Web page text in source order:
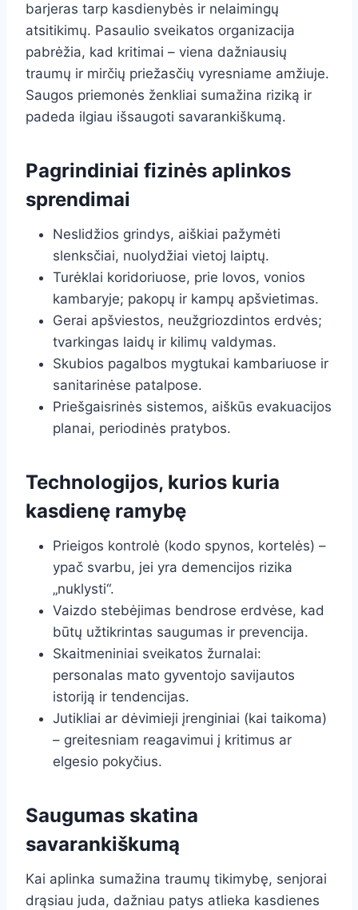
barjeras tarp kasdienybės ir nelaimingų
atsitikimų. Pasaulio sveikatos organizacija
pabrėžia, kad kritimai – viena dažniausių
traumų ir mirčių priežasčių vyresniame amžiuje.
Saugos priemonės ženkliai sumažina riziką ir
padeda ilgiau išsaugoti savarankiškumą.
Pagrindiniai fizinės aplinkos
sprendimai
Neslidžios grindys, aiškiai pažymėti
slenksčiai, nuolydžiai vietoj laiptų.
Turėklai koridoriuose, prie lovos, vonios
kambaryje; pakopų ir kampų apšvietimas.
Gerai apšviestos, neužgriozdintos erdvės;
tvarkingas laidų ir kilimų valdymas.
Skubios pagalbos mygtukai kambariuose ir
sanitarinėse patalpose.
Priešgaisrinės sistemos, aiškūs evakuacijos
planai, periodinės pratybos.
Technologijos, kurios kuria
kasdienę ramybę
Prieigos kontrolė (kodo spynos, kortelės) –
ypač svarbu, jei yra demencijos rizika
„nuklysti“.
Vaizdo stebėjimas bendrose erdvėse, kad
būtų užtikrintas saugumas ir prevencija.
Skaitmeniniai sveikatos žurnalai:
personalas mato gyventojo savijautos
istoriją ir tendencijas.
Jutikliai ar dėvimieji įrenginiai (kai taikoma)
– greitesniam reagavimui į kritimus ar
elgesio pokyčius.
Saugumas skatina
savarankiškumą
Kai aplinka sumažina traumų tikimybę, senjorai
drąsiau juda, dažniau patys atlieka kasdienes